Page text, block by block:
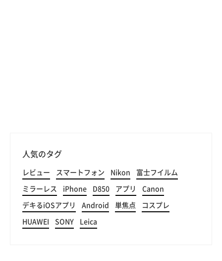
人気のタグ
レビュー スマートフォン Nikon 富士フイルム
ミラーレス iPhone D850 アプリ Canon
デキるiOSアプリ Android 単焦点 コスプレ
HUAWEI SONY Leica